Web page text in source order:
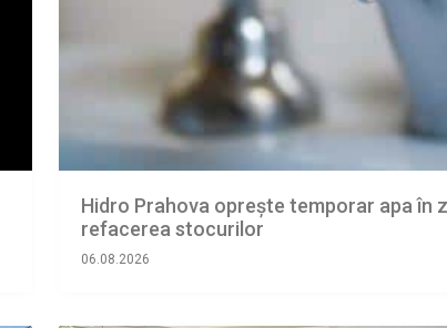
Hidro Prahova oprește temporar apa în
refacerea stocurilor
06.08.2026